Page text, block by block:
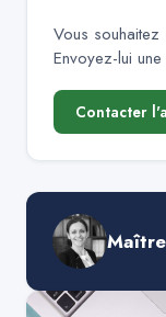
Vous
Envoyez-lui
Contacter